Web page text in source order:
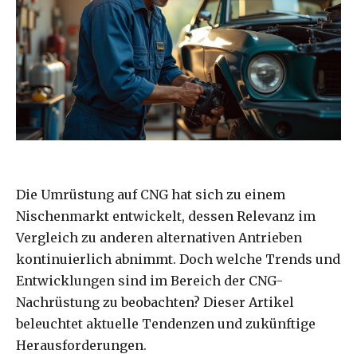
Die Umrüstung auf CNG hat sich zu einem
Nischenmarkt entwickelt, dessen Relevanz im
Vergleich zu anderen alternativen Antrieben
kontinuierlich abnimmt. Doch welche Trends und
Entwicklungen sind im Bereich der CNG-
Nachrüstung zu beobachten? Dieser Artikel
beleuchtet aktuelle Tendenzen und zukünftige
Herausforderungen.